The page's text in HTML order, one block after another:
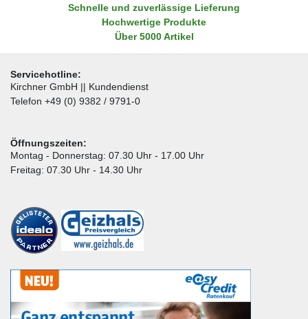
Schnelle und zuverlässige Lieferung
Hochwertige Produkte
Über 5000 Artikel
Servicehotline:
Kirchner GmbH || Kundendienst
Telefon +49 (0) 9382 / 9791-0
Öffnungszeiten:
Montag - Donnerstag: 07.30 Uhr - 17.00 Uhr
Freitag: 07.30 Uhr - 14.30 Uhr